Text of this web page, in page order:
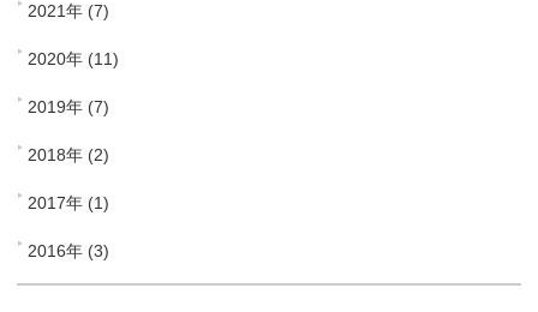
2021年 (7)
2020年 (11)
2019年 (7)
2018年 (2)
2017年 (1)
2016年 (3)